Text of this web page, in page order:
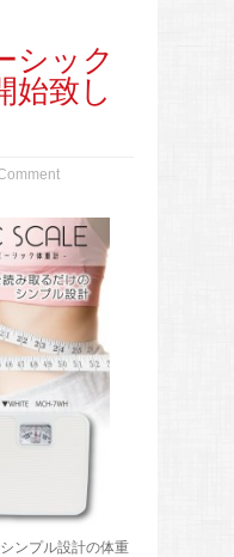
シック
始致し
ンプル設計の体重